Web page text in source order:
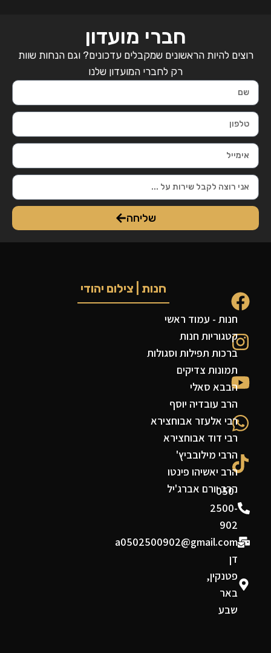
חברי מועדון
רוצים להיות הראשונים שמקבלים עדכונים? וגם הנחות שוות
רק לחברי המועדון שלנו
שליחה
050-
2500-
902
a0502500902@gmail.com
דן
פטנקין,
באר
שבע
חנות | צילום יהודי
חנות - עמוד ראשי
קטגוריות חנות
ברכות תפילות וסגולות
תמונות צדיקים
הבבא סאלי
הרב עובדיה יוסף
רבי אלעזר אבוחצירא
רבי דוד אבוחצירא
הרבי מילובביץ'
הרב יאשיהו פינטו
הרב יורם אברג'יל